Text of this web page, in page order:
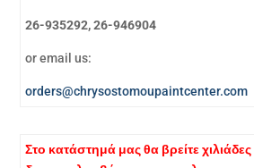
26-935292, 26-946904
or email us:
orders@chrysostomoupaintcenter.com
Στο κατάστημά μας θα βρείτε